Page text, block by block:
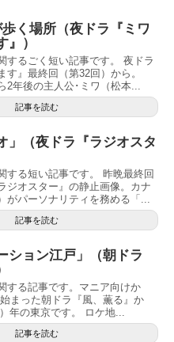
く場所（夜ドラ『ミワ
』）
するごく短い記事です。 夜ドラ
す』最終回（第32回）から。
2年後の主人公･ミワ（松本...
記事を読む
」（夜ドラ『ラジオスタ
する短い記事です。 昨晩最終回
ジオスター』の静止画像。カナ
がパーソナリティを務める「...
記事を読む
ション江戸」（朝ドラ
する記事です。マニア向けか
まった朝ドラ『風、薫る』か
年の東京です。 ロケ地...
記事を読む